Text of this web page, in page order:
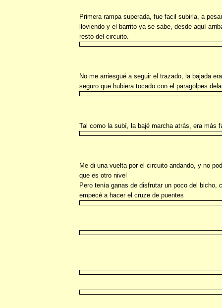
Primera rampa superada, fue facil subirla, a
lloviendo y el barrito ya se sabe, desde aquí
resto del circuito.
No me arriesgué a seguir el trazado, la bajada
seguro que hubiera tocado con el paragolpes
Tal como la subí, la bajé marcha atrás, era más
Me di una vuelta por el circuito andando, y no
que es otro nivel
Pero tenía ganas de disfrutar un poco del bicho,
empecé a hacer el cruze de puentes